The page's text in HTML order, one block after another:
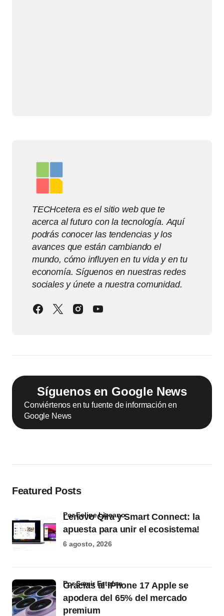
TECHcetera es el sitio web que te
acerca al futuro con la tecnología. Aquí
podrás conocer las tendencias y los
avances que están cambiando el
mundo, cómo influyen en tu vida y en tu
economía. Síguenos en nuestras redes
sociales y únete a nuestra comunidad.
Síguenos en Google News
Conviértenos en tu fuente de información en
Google News
Featured Posts
Lenovo Qira y Smart Connect: la
apuesta para unir el ecosistema!
por Felipe Lizcano
6 agosto, 2026
Gracias al iPhone 17 Apple se
apodera del 65% del mercado
premium
por Samir Estefan